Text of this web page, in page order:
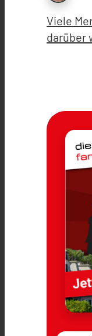
Viele
darüber